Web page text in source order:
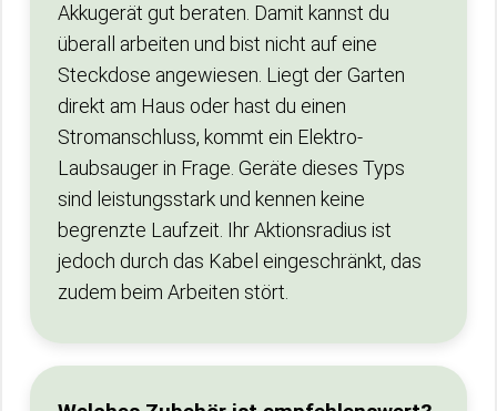
Akkugerät gut beraten. Damit kannst du
überall arbeiten und bist nicht auf eine
Steckdose angewiesen. Liegt der Garten
direkt am Haus oder hast du einen
Stromanschluss, kommt ein Elektro-
Laubsauger in Frage. Geräte dieses Typs
sind leistungsstark und kennen keine
begrenzte Laufzeit. Ihr Aktionsradius ist
jedoch durch das Kabel eingeschränkt, das
zudem beim Arbeiten stört.